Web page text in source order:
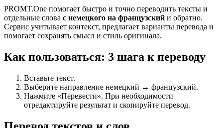
PROMT.One помогает быстро и точно переводить тексты и
отдельные слова с немецкого на французский и обратно.
Сервис учитывает контекст, предлагает варианты перевода и
помогает сохранять смысл и стиль оригинала.
Как пользоваться: 3 шага к переводу
Вставьте текст.
Выберите направление немецкий ↔ французский.
Нажмите «Перевести». При необходимости
отредактируйте результат и скопируйте перевод.